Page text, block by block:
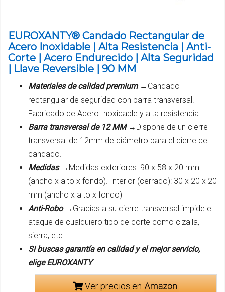
EUROXANTY® Candado Rectangular de
Acero Inoxidable | Alta Resistencia | Anti-
Corte | Acero Endurecido | Alta Seguridad
| Llave Reversible | 90 MM
Materiales de calidad premium → Candado
rectangular de seguridad con barra transversal.
Fabricado de Acero Inoxidable y alta resistencia.
Barra transversal de 12 MM → Dispone de un cierre
transversal de 12mm de diámetro para el cierre del
candado.
Medidas → Medidas exteriores: 90 x 58 x 20 mm
(ancho x alto x fondo). Interior (cerrado): 30 x 20 x 20
mm (ancho x alto x fondo)
Anti-Robo → Gracias a su cierre transversal impide el
ataque de cualquiero tipo de corte como cizalla,
sierra, etc.
Si buscas garantía en calidad y el mejor servicio,
elige EUROXANTY
Ver precios en